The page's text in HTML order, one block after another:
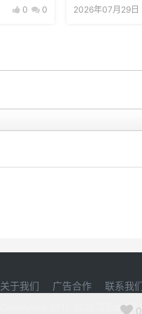
0
0 0 2026年07月29日
关于我们 广告合作 联系我
Copyright © 2011-2020 江西省刘氏